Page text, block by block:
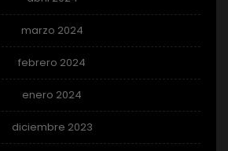
marzo 2024
febrero 2024
enero 2024
diciembre 2023